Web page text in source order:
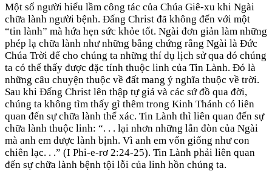
Một số người hiểu lầm công tác của Chúa Giê-xu khi Ngài
chữa lành người bệnh. Đấng Christ đã không đến với một
“tin lành” mà hứa hẹn sức khỏe tốt. Ngài đơn giản làm những
phép lạ chữa lành như những bằng chứng rằng Ngài là Đức
Chúa Trời để cho chúng ta những thí dụ lịch sử qua đó chúng
ta có thể thấy được đặc tính thuộc linh của Tin Lành. Đó là
những câu chuyện thuộc về đất mang ý nghĩa thuộc về trời.
Sau khi Đấng Christ lên thập tự giá và các sứ đồ qua đời,
chúng ta không tìm thấy gì thêm trong Kinh Thánh có liên
quan đến sự chữa lành thể xác. Tin Lành thì liên quan đến sự
chữa lành thuộc linh: “. . . lại nhơn những lằn đòn của Ngài
mà anh em được lành bịnh. Vì anh em vốn giống như con
chiên lạc. . .” (I Phi-e-rơ 2:24-25). Tin Lành phải liên quan
đến sự chữa lành bệnh tội lỗi của linh hồn chúng ta.